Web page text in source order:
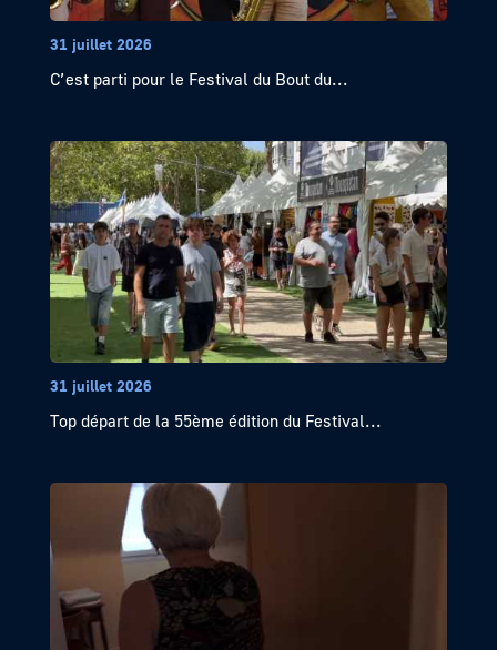
31 juillet 2026
C’est parti pour le Festival du Bout du...
31 juillet 2026
Top départ de la 55ème édition du Festival...